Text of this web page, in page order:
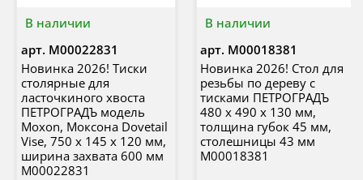
В наличии
арт. М00022831
Новинка 2026! Тиски
столярные для
ласточкиного хвоста
ПЕТРОГРАДЪ модель
Moxon, Моксона Dovetail
Vise, 750 х 145 х 120 мм,
ширина захвата 600 мм
М00022831
В наличии
арт. М00018381
Новинка 2026! Стол для
резьбы по дереву с
тисками ПЕТРОГРАДЪ
480 х 490 х 130 мм,
толщина губок 45 мм,
столешницы 43 мм
М00018381